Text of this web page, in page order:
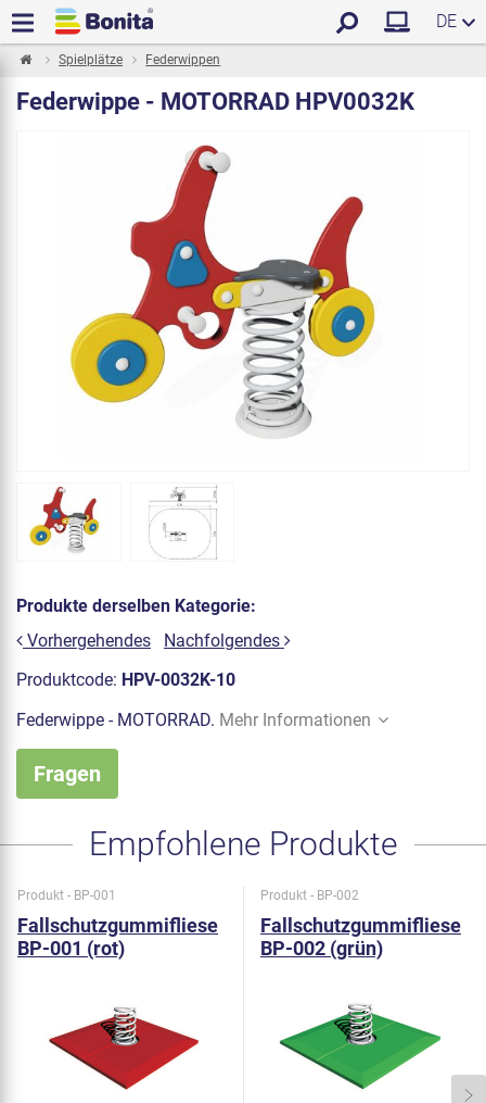
DE
Spielplätze Federwippen
Federwippe - MOTORRAD HPV0032K
Produkte derselben Kategorie:
Vorhergehendes
Nachfolgendes
Produktcode: HPV-0032K-10
Federwippe - MOTORRAD. Mehr Informationen
Fragen
Empfohlene Produkte
Produkt - BP-001
Fallschutzgummifliese
BP-001 (rot)
Produkt - BP-002
Fallschutzgummifliese
BP-002 (grün)